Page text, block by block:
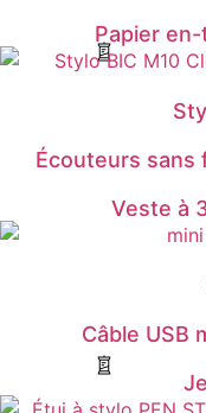
Papier en-
Écouteurs sans
Veste à
Câble USB